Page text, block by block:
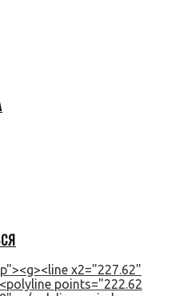
x2="227.62"
points="222.62